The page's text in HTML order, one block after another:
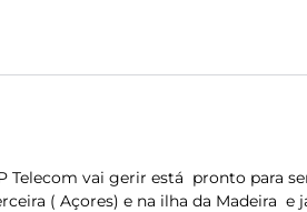
Telecom vai gerir está pronto para
( Açores) e na ilha da Madeira